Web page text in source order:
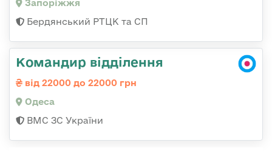
Запоріжжя
Бердянський РТЦК та СП
Командир відділення
від 22000 до 22000 грн
Одеса
ВМС ЗС України